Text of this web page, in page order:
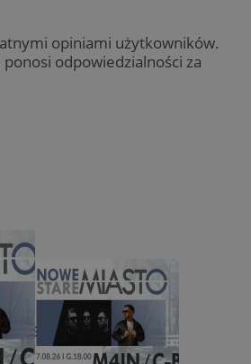
opiniami użytkowników.
odpowiedzialności za